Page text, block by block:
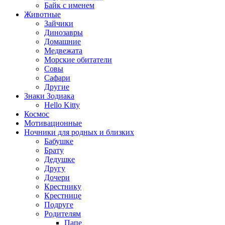
Байк с именем
Животные
Зайчики
Динозавры
Домашние
Медвежата
Морские обитатели
Совы
Сафари
Другие
Знаки Зодиака
Hello Kitty
Космос
Мотивационные
Ночники для родных и близких
Бабушке
Брату
Дедушке
Другу
Дочери
Крестнику
Крестнице
Подруге
Родителям
Папе